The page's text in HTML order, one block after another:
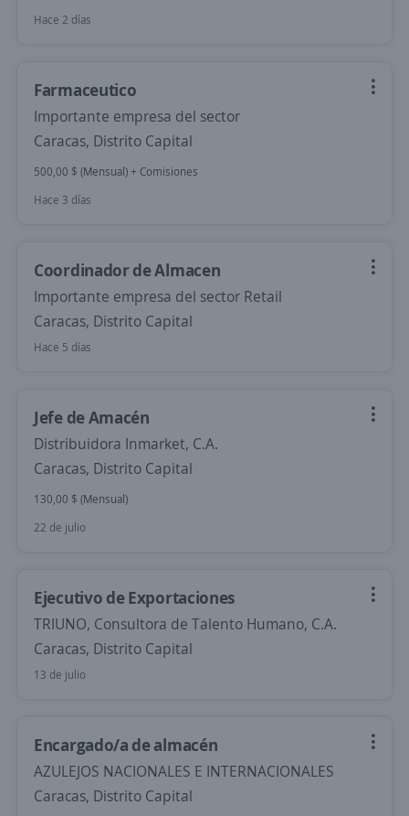
Hace 2 días
Farmaceutico
Importante empresa del sector
Caracas, Distrito Capital
500,00 $ (Mensual) + Comisiones
Hace 3 días
Coordinador de Almacen
Importante empresa del sector Retail
Caracas, Distrito Capital
Hace 5 días
Jefe de Amacén
Distribuidora Inmarket, C.A.
Caracas, Distrito Capital
130,00 $ (Mensual)
22 de julio
Ejecutivo de Exportaciones
TRIUNO, Consultora de Talento Humano, C.A.
Caracas, Distrito Capital
13 de julio
Encargado/a de almacén
AZULEJOS NACIONALES E INTERNACIONALES
Caracas, Distrito Capital